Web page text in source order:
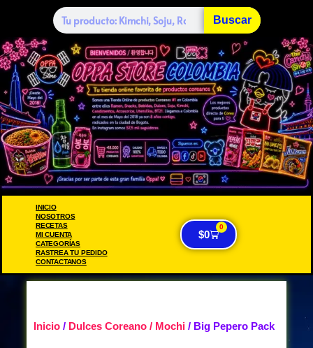
Buscar
INICIO
NOSOTROS
RECETAS
MI CUENTA
CATEGORÍAS
RASTREA TU PEDIDO
CONTACTANOS
$0
0
Inicio / Dulces Coreano / Mochi / Big Pepero Pack